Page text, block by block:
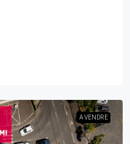
A VENDRE